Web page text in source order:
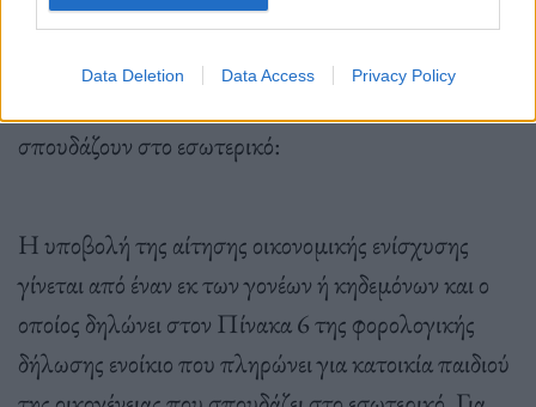
Data Deletion Data Access Privacy Policy
β)για λογαριασμούς ηλεκτρικού ρεύματος οικιακών
παροχών του εσωτερικού που αφορούν μισθωμένη
σπουδάζουν στο εσωτερικό:
Η υποβολή της αίτησης οικονομικής ενίσχυσης
γίνεται από έναν εκ των γονέων ή κηδεμόνων και ο
οποίος δηλώνει στον Πίνακα 6 της φορολογικής
δήλωσης ενοίκιο που πληρώνει για κατοικία παιδιού